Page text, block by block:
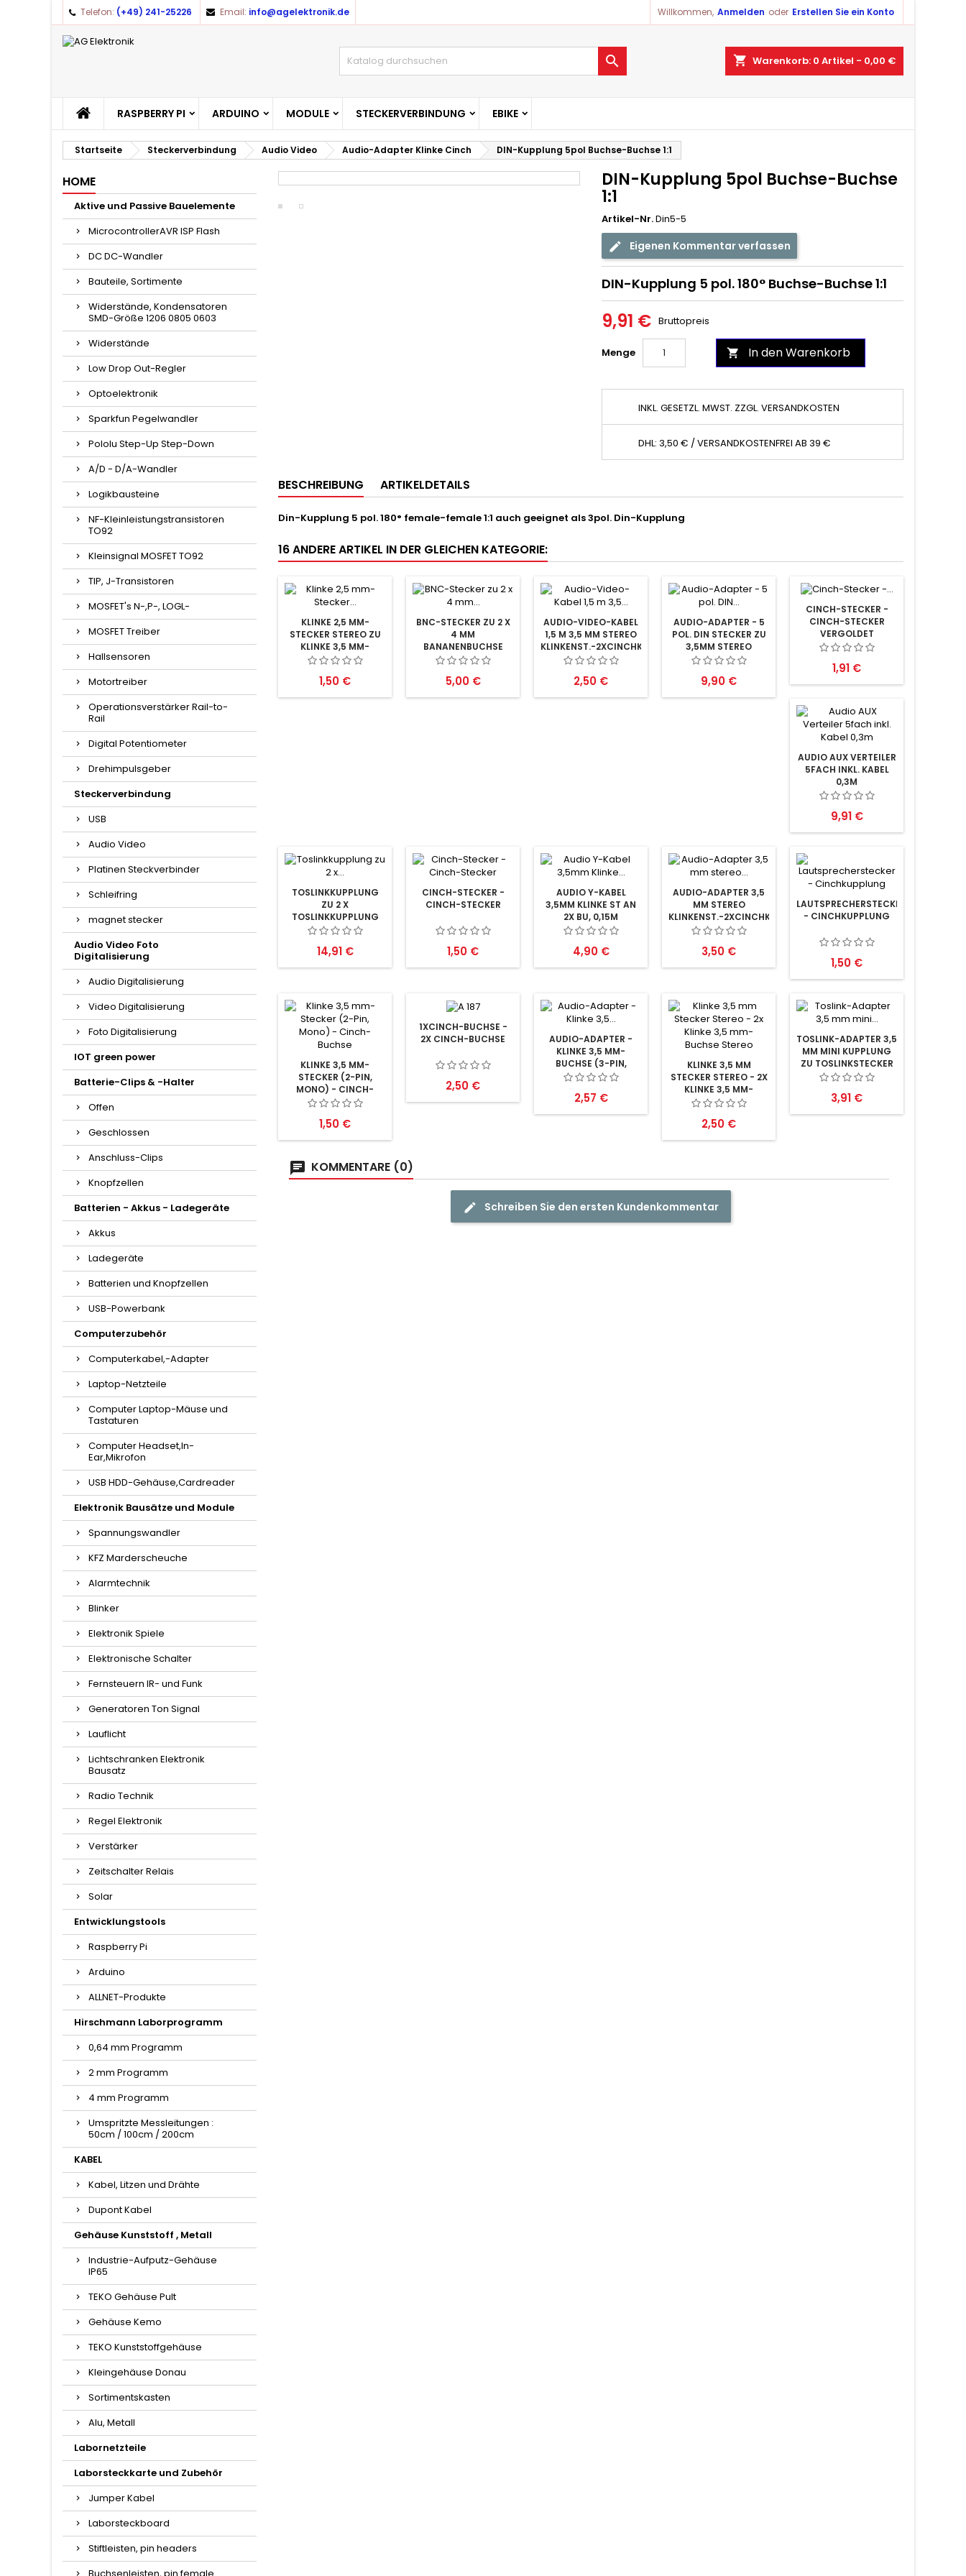
Telefon: (+49) 241-25226 Email: info@agelektronik.de Willkommen, Anmelden oder Erstellen Sie ein Konto
shopping_cart Warenkorb: 0 Artikel - 0,00 €

RASPBERRY PI ARDUINO MODULE STECKERVERBINDUNG EBIKE
Startseite Steckerverbindung Audio Video Audio-Adapter Klinke Cinch DIN-Kupplung 5pol Buchse-Buchse 1:1
HOME
Aktive und Passive Bauelemente
MicrocontrollerAVR ISP Flash
DC DC-Wandler
Bauteile, Sortimente
Widerstände, Kondensatoren
SMD-Größe 1206 0805 0603
Widerstände
Low Drop Out-Regler
Optoelektronik
Sparkfun Pegelwandler
Pololu Step-Up Step-Down
A/D - D/A-Wandler
Logikbausteine
NF-Kleinleistungstransistoren
TO92
Kleinsignal MOSFET TO92
TIP, J-Transistoren
MOSFET's N-,P-, LOGL-
MOSFET Treiber
Hallsensoren
Motortreiber
Operationsverstärker Rail-to-
Rail
Digital Potentiometer
Drehimpulsgeber
Steckerverbindung
USB
Audio Video
Platinen Steckverbinder
Schleifring
magnet stecker
Audio Video Foto
Digitalisierung
Audio Digitalisierung
Video Digitalisierung
Foto Digitalisierung
IOT green power
Batterie-Clips & -Halter
Offen
Geschlossen
Anschluss-Clips
Knopfzellen
Batterien - Akkus - Ladegeräte
Akkus
Ladegeräte
Batterien und Knopfzellen
USB-Powerbank
Computerzubehör
Computerkabel,-Adapter
Laptop-Netzteile
Computer Laptop-Mäuse und
Tastaturen
Computer Headset,In-
Ear,Mikrofon
USB HDD-Gehäuse,Cardreader
Elektronik Bausätze und Module
Spannungswandler
KFZ Marderscheuche
Alarmtechnik
Blinker
Elektronik Spiele
Elektronische Schalter
Fernsteuern IR- und Funk
Generatoren Ton Signal
Lauflicht
Lichtschranken Elektronik
Bausatz
Radio Technik
Regel Elektronik
Verstärker
Zeitschalter Relais
Solar
Entwicklungstools
Raspberry Pi
Arduino
ALLNET-Produkte
Hirschmann Laborprogramm
0,64 mm Programm
2 mm Programm
4 mm Programm
Umspritzte Messleitungen :
50cm / 100cm / 200cm
KABEL
Kabel, Litzen und Drähte
Dupont Kabel
Gehäuse Kunststoff , Metall
Industrie-Aufputz-Gehäuse
IP65
TEKO Gehäuse Pult
Gehäuse Kemo
TEKO Kunststoffgehäuse
Kleingehäuse Donau
Sortimentskasten
Alu, Metall
Labornetzteile
Laborsteckkarte und Zubehör
Jumper Kabel
Laborsteckboard
Stiftleisten, pin headers
DIN-Kupplung 5pol Buchse-Buchse
1:1
Artikel-Nr.Din5-5
Eigenen Kommentar verfassen
DIN-Kupplung 5 pol. 180° Buchse-Buchse 1:1
9,91 € Bruttopreis
Menge  In den Warenkorb
INKL. GESETZL. MWST. ZZGL. VERSANDKOSTEN
DHL: 3,50 € / VERSANDKOSTENFREI AB 39 €
BESCHREIBUNG ARTIKELDETAILS
Din-Kupplung 5 pol. 180° female-female 1:1 auch geeignet als 3pol. Din-Kupplung
16 ANDERE ARTIKEL IN DER GLEICHEN KATEGORIE:
KLINKE 2,5 MM-
STECKER STEREO ZU
KLINKE 3,5 MM-
BUCHSE STEREO
Preis
1,50 €
BNC-STECKER ZU 2 X
4 MM
BANANENBUCHSE
Preis
5,00 €
AUDIO-VIDEO-KABEL
1,5 M 3,5 MM STEREO
KLINKENST.-2XCINCHKUPPLUNG
Preis
2,50 €
AUDIO-ADAPTER - 5
POL. DIN STECKER ZU
3,5MM STEREO
KLINKENKUPPLUNG
Preis
9,90 €
CINCH-STECKER -
CINCH-STECKER
VERGOLDET
Preis
1,91 €
AUDIO AUX VERTEILER
5FACH INKL. KABEL
0,3M
Preis
9,91 €
TOSLINKKUPPLUNG
ZU 2 X
TOSLINKKUPPLUNG
Preis
14,91 €
CINCH-STECKER -
CINCH-STECKER
Preis
1,50 €
AUDIO Y-KABEL
3,5MM KLINKE ST AN
2X BU, 0,15M
Preis
4,90 €
AUDIO-ADAPTER 3,5
MM STEREO
KLINKENST.-2XCINCHKUPPLUNG
0,2M
Preis
3,50 €
LAUTSPRECHERSTECKER
- CINCHKUPPLUNG
Preis
1,50 €
KLINKE 3,5 MM-
STECKER (2-PIN,
MONO) - CINCH-
BUCHSE
Preis
1,50 €
1XCINCH-BUCHSE -
2X CINCH-BUCHSE
Preis
2,50 €
AUDIO-ADAPTER -
KLINKE 3,5 MM-
BUCHSE (3-PIN,
STEREO) ZU 2X
(AUDIO
LINKS/RECHTS)
Preis
2,57 €
KLINKE 3,5 MM
STECKER STEREO - 2X
KLINKE 3,5 MM-
BUCHSE STEREO
Preis
2,50 €
TOSLINK-ADAPTER 3,5
MM MINI KUPPLUNG
ZU TOSLINKSTECKER
Preis
3,91 €
KOMMENTARE (0)
Schreiben Sie den ersten Kundenkommentar